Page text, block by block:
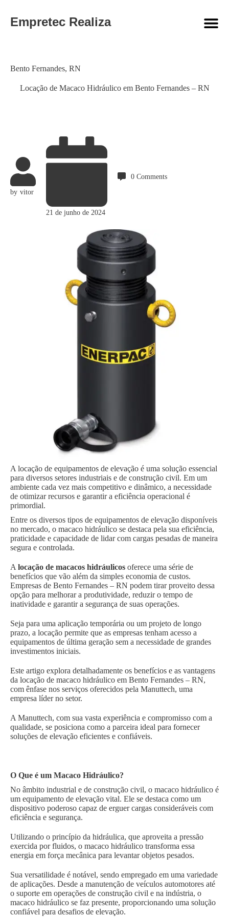
Empretec Realiza
Locação de Macaco Hidráulico em Bento Fernandes – RN
Category
Bento Fernandes, RN
by vitor
21 de junho de 2024
0 Comments
A locação de equipamentos de elevação é uma solução essencial
para diversos setores industriais e de construção civil. Em um
ambiente cada vez mais competitivo e dinâmico, a necessidade
de otimizar recursos e garantir a eficiência operacional é
primordial.
Entre os diversos tipos de equipamentos de elevação disponíveis
no mercado, o macaco hidráulico se destaca pela sua eficiência,
praticidade e capacidade de lidar com cargas pesadas de maneira
segura e controlada.
A locação de macacos hidráulicos oferece uma série de
benefícios que vão além da simples economia de custos.
Empresas de Bento Fernandes – RN podem tirar proveito dessa
opção para melhorar a produtividade, reduzir o tempo de
inatividade e garantir a segurança de suas operações.
Seja para uma aplicação temporária ou um projeto de longo
prazo, a locação permite que as empresas tenham acesso a
equipamentos de última geração sem a necessidade de grandes
investimentos iniciais.
Este artigo explora detalhadamente os benefícios e as vantagens
da locação de macaco hidráulico em Bento Fernandes – RN,
com ênfase nos serviços oferecidos pela Manuttech, uma
empresa líder no setor.
A Manuttech, com sua vasta experiência e compromisso com a
qualidade, se posiciona como a parceira ideal para fornecer
soluções de elevação eficientes e confiáveis.
O Que é um Macaco Hidráulico?
No âmbito industrial e de construção civil, o macaco hidráulico é
um equipamento de elevação vital. Ele se destaca como um
dispositivo poderoso capaz de erguer cargas consideráveis com
eficiência e segurança.
Utilizando o princípio da hidráulica, que aproveita a pressão
exercida por fluidos, o macaco hidráulico transforma essa
energia em força mecânica para levantar objetos pesados.
Sua versatilidade é notável, sendo empregado em uma variedade
de aplicações. Desde a manutenção de veículos automotores até
o suporte em operações de construção civil e na indústria, o
macaco hidráulico se faz presente, proporcionando uma solução
confiável para desafios de elevação.